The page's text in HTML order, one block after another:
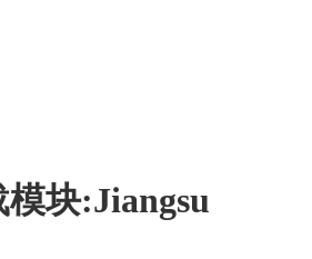
块:Jiangsu